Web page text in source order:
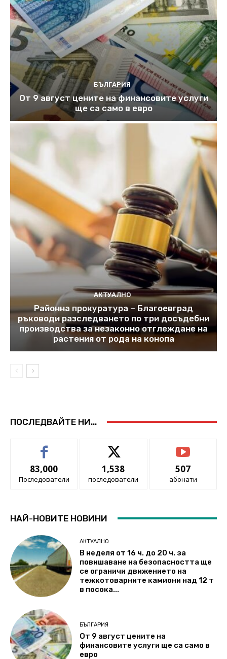
БЪЛГАРИЯ
От 9 август цените на финансовите услуги
ще са само в евро
АКТУАЛНО
Районна прокуратура – Благоевград
ръководи разследването по три досъдебни
производства за незаконно отглеждане на
растения от рода на конопа
ПОСЛЕДВАЙТЕ НИ...
83,000
Последователи
1,538
последователи
507
абонати
НАЙ-НОВИТЕ НОВИНИ
АКТУАЛНО
В неделя от 16 ч. до 20 ч. за
повишаване на безопасността ще
се ограничи движението на
тежкотоварните камиони над 12 т
в посока...
БЪЛГАРИЯ
От 9 август цените на
финансовите услуги ще са само в
евро